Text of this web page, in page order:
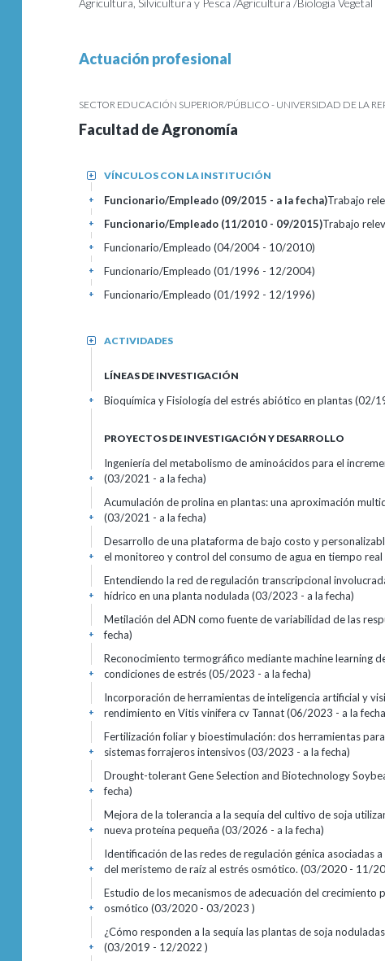
Agricultura, Silvicultura y Pesca /Agricultura /Biologia Vegetal
Actuación profesional
SECTOR EDUCACIÓN SUPERIOR/PÚBLICO - UNIVERSIDAD DE LA
Facultad de Agronomía
VÍNCULOS CON LA INSTITUCIÓN
+
Funcionario/Empleado (09/2015 - a la fecha)Trabajo
+
Funcionario/Empleado (11/2010 - 09/2015)Trabajo
+
Funcionario/Empleado (04/2004 - 10/2010)
+
Funcionario/Empleado (01/1996 - 12/2004)
+
Funcionario/Empleado (01/1992 - 12/1996)
+
ACTIVIDADES
+
LÍNEAS DE INVESTIGACIÓN
Bioquímica y Fisiología del estrés abiótico en plantas (02/
+
PROYECTOS DE INVESTIGACIÓN Y DESARROLLO
Ingeniería del metabolismo de aminoácidos para el
(03/2021 - a la fecha)
+
Acumulación de prolina en plantas: una aproximación
(03/2021 - a la fecha)
+
Desarrollo de una plataforma de bajo costo y
el monitoreo y control del consumo de agua en tiempo
+
Entendiendo la red de regulación transcripcional
hídrico en una planta nodulada (03/2023 - a la fecha)
+
Metilación del ADN como fuente de variabilidad de las
fecha)
+
Reconocimiento termográfico mediante machine learning
condiciones de estrés (05/2023 - a la fecha)
+
Incorporación de herramientas de inteligencia artificial y
rendimiento en Vitis vinifera cv Tannat (06/2023 - a la
+
Fertilización foliar y bioestimulación: dos herramientas
sistemas forrajeros intensivos (03/2023 - a la fecha)
+
Drought-tolerant Gene Selection and Biotechnology
fecha)
+
Mejora de la tolerancia a la sequía del cultivo de soja
nueva proteína pequeña (03/2026 - a la fecha)
+
Identificación de las redes de regulación génica asociadas
del meristemo de raíz al estrés osmótico. (03/2020 - 11/
+
Estudio de los mecanismos de adecuación del crecimiento
osmótico (03/2020 - 03/2023 )
+
¿Cómo responden a la sequía las plantas de soja
(03/2019 - 12/2022 )
+